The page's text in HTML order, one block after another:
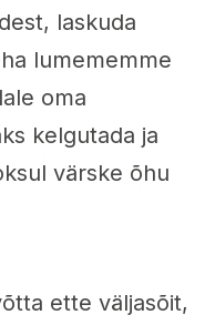
laskuda
lumememme
oma
kelgutada ja
värske õhu
ette väljasõit,